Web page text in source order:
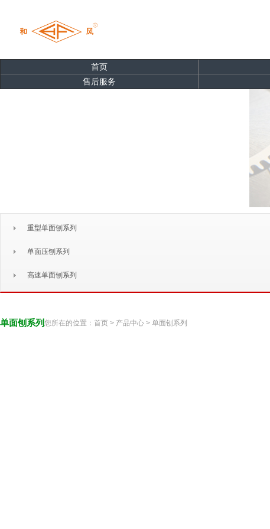
首页
售后服务
重型单面刨系列
单面压刨系列
高速单面刨系列
您所在的位置： 首页 > 产品中心 > 单面刨系列
单面刨系列